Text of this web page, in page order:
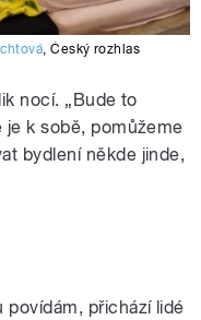
,Český rozhlas
nocí. „Bude to
je k sobě, pomůžeme
bydlení někde jinde,
povídám, přichází lidé